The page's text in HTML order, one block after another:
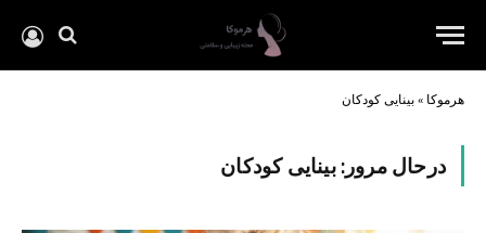
هرموکا » بینایی کودکان
درحال مرور:بینایی کودکان